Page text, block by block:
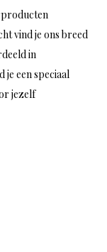
vind je ons breed
in
je een speciaal
jezelf